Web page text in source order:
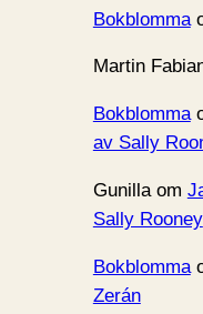
Bokblomma
Martin
Bokblomma
av Sally
Gunillaom
Sally Rooney
Bokblomma
Zerán